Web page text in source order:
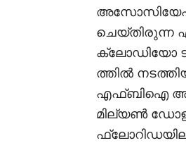
ക്ലോഡിയോ
ത്തിൽ
എഫ്ബിഐ
മില്യൺ